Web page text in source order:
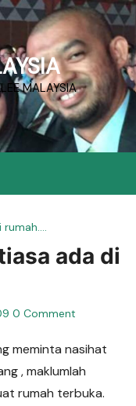
MALAYSIA
rumah….
ada di
0 Comment
meminta nasihat
, maklumlah
rumah terbuka.